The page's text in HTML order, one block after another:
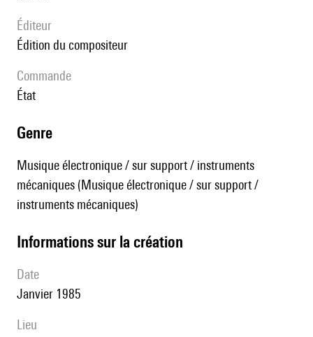
éditeur
édition du compositeur
Commande
État
genre
Musique électronique / sur support / instruments
mécaniques (Musique électronique / sur support /
instruments mécaniques)
informations sur la création
date
Janvier 1985
lieu